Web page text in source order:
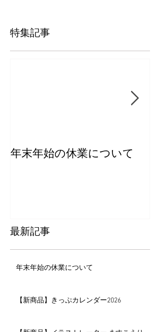
特集記事
年末年始の休業について
最新記事
年末年始の休業について
【新商品】きっぷカレンダー2026